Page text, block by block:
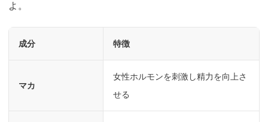
よ。
成分 特徴
マカ
女性ホルモンを刺激し精力を向上さ
せる